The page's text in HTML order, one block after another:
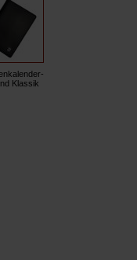
Klassik